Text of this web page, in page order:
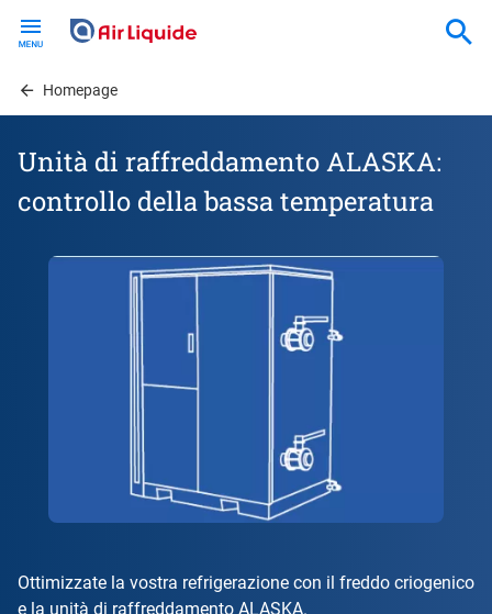
contentHomepage
Unità di raffreddamento ALASKA:
controllo della bassa temperatura
Ottimizzate la vostra refrigerazione con il freddo criogenico
e la unità di raffreddamento ALASKA.